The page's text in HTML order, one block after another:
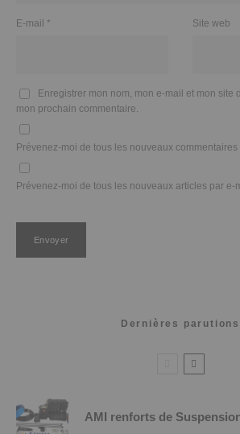
E-mail * Site web
Enregistrer mon nom, mon e-mail et mon site
mon prochain commentaire.
Prévenez-moi de tous les nouveaux commentaires
Prévenez-moi de tous les nouveaux articles par e-
Dernières parutions
AMI renforts de